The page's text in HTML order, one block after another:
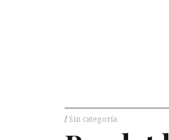
Sin categoría